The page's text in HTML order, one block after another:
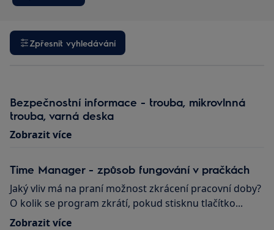
Zpřesnit vyhledávání
Bezpečnostní informace - trouba, mikrovlnná
trouba, varná deska
Zobrazit více
Time Manager - způsob fungování v pračkách
Jaký vliv má na praní možnost zkrácení pracovní doby?
O kolik se program zkrátí, pokud stisknu tlačítko...
Zobrazit více